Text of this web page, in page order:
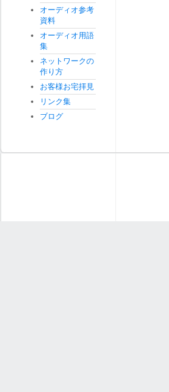
オーディオ参考
資料
オーディオ用語
集
ネットワークの
作り方
お客様お宅拝見
リンク集
ブログ